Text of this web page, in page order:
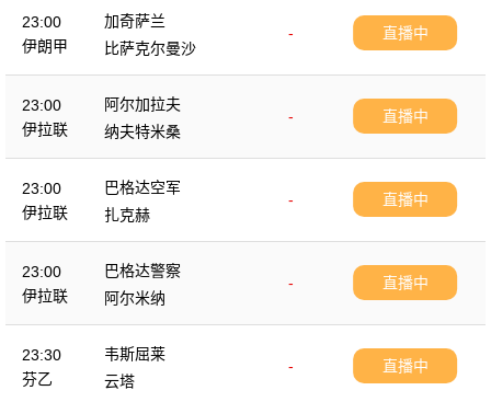
23:00
伊朗甲
加奇萨兰
-
比萨克尔曼沙
直播中
23:00
伊拉联
阿尔加拉夫
-
纳夫特米桑
直播中
23:00
伊拉联
巴格达空军
-
扎克赫
直播中
23:00
伊拉联
巴格达警察
-
阿尔米纳
直播中
23:30
芬乙
韦斯屈莱
-
云塔
直播中